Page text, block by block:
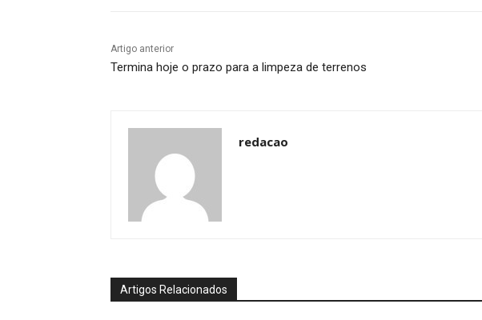
Artigo anterior
Termina hoje o prazo para a limpeza de terrenos
redacao
Artigos Relacionados